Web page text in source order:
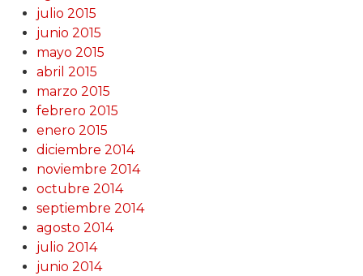
julio 2015
junio 2015
mayo 2015
abril 2015
marzo 2015
febrero 2015
enero 2015
diciembre 2014
noviembre 2014
octubre 2014
septiembre 2014
agosto 2014
julio 2014
junio 2014